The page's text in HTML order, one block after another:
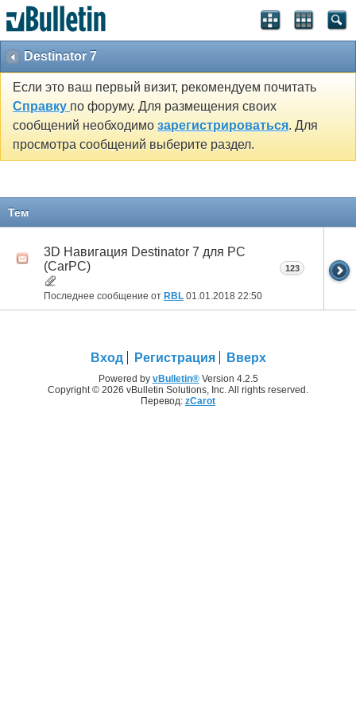
Destinator 7
Если это ваш первый визит, рекомендуем почитать
Справку по форуму. Для размещения своих
сообщений необходимо зарегистрироваться. Для
просмотра сообщений выберите раздел.
Тем
3D Навигация Destinator 7 для PC
(CarPC)
Последнее сообщение от RBL 01.01.2018 22:50
123
Вход Регистрация Вверх
Powered by vBulletin®Version 4.2.5
Copyright © 2026 vBulletin Solutions, Inc. All rights reserved.
Перевод: zCarot